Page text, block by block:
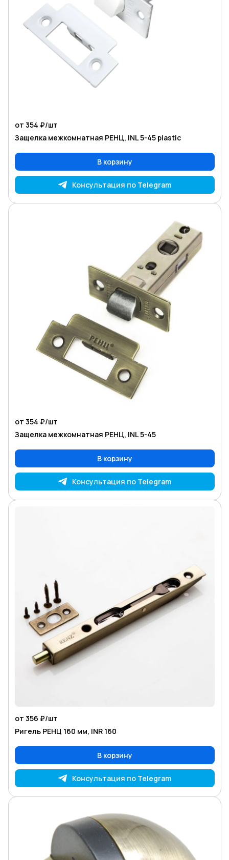
от 354 ₽/шт
Защелка межкомнатная РЕНЦ, INL 5-45 plastic
В корзину
Консультация по Telegram
от 354 ₽/шт
Защелка межкомнатная РЕНЦ, INL 5-45
В корзину
Консультация по Telegram
от 356 ₽/шт
Ригель РЕНЦ 160 мм, INR 160
В корзину
Консультация по Telegram